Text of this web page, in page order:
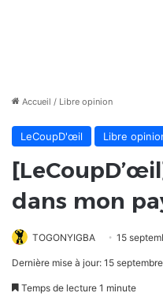
Accueil / Libre opinion
LeCoupD'œil Libre
dans mon
TOGONYIGBA 15
Dernière mise à jour: 15
Temps de lecture 1 minute